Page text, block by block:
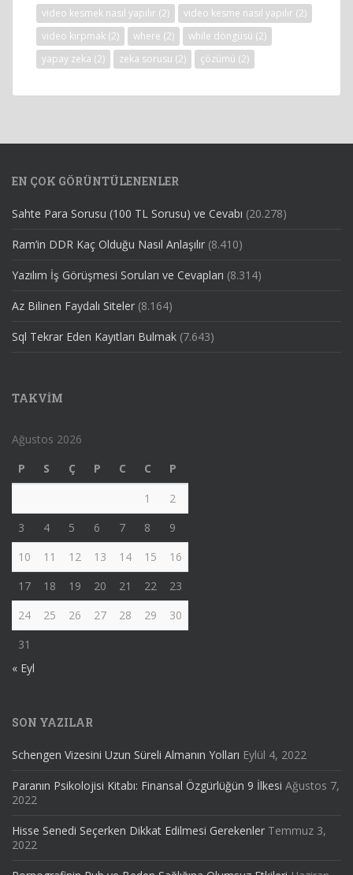
video kesmek nasıl yapılır (2) video kesme nasıl yapılır (2)
video kırpmak (2) where (2) while döngüsü (2)
yapay zeka (2) zeka sorusu (2) çözümü (2)
EN ÇOK GÖRÜNTÜLENENLER
Sahte Para Sorusu (100 TL Sorusu) ve Cevabı (20.278)
Ram’in DDR Kaç Olduğu Nasıl Anlaşılır (8.410)
Yazılım İş Görüşmesi Soruları ve Cevapları (8.314)
Az Bilinen Faydalı Siteler (8.164)
Sql Tekrar Eden Kayıtları Bulmak (7.643)
TAKVIM
Ağustos 2026
P
S Ç P C C
P
1
2
3
4 5 6 7 8
9
10
11 12 13 14 15
16
17
18 19 20 21 22
23
24
25 26 27 28 29
30
31
« Eyl
SON YAZILAR
Schengen Vizesini Uzun Süreli Almanın Yolları Eylül 4, 2022
Paranın Psikolojisi Kitabı: Finansal Özgürlüğün 9 İlkesi Ağustos 7,
2022
Hisse Senedi Seçerken Dikkat Edilmesi Gerekenler Temmuz 3,
2022